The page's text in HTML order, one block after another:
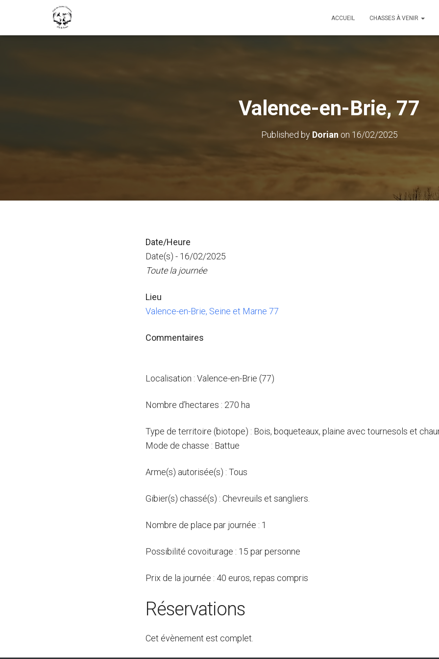
ACCUEIL CHASSES À VENIR
Valence-en-Brie, 77
Published by Dorian on 16/02/2025
Date/Heure
Date(s) - 16/02/2025
Toute la journée
Lieu
Valence-en-Brie, Seine et Marne 77
Commentaires
Localisation : Valence-en-Brie (77)
Nombre d’hectares : 270 ha
Type de territoire (biotope) : Bois, boqueteaux, plaine avec tournesols et
Mode de chasse : Battue
Arme(s) autorisée(s) : Tous
Gibier(s) chassé(s) : Chevreuils et sangliers.
Nombre de place par journée : 1
Possibilité covoiturage : 15 par personne
Prix de la journée : 40 euros, repas compris
Réservations
Cet évènement est complet.